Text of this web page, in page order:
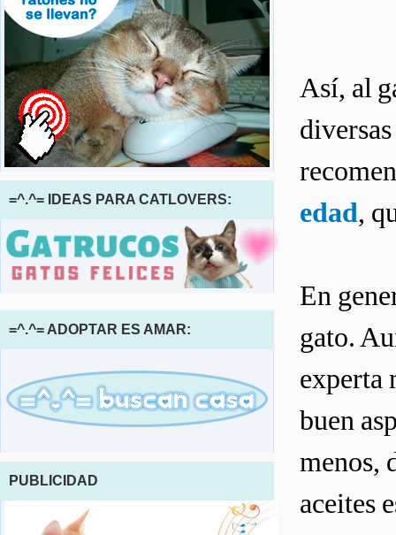
Así, al
edad,
En
gato.
experta
buen
menos,
aceites
=^.^= IDEAS PARA CATLOVERS:
=^.^= ADOPTAR ES AMAR:
PUBLICIDAD